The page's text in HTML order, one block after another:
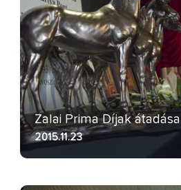
Zalai Prima Díjak átadása
2015.11.23